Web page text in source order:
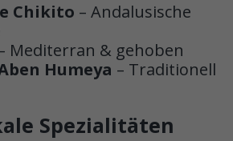
Chikito – Andalusische
Mediterran & gehoben
Humeya – Traditionell
Spezialitäten